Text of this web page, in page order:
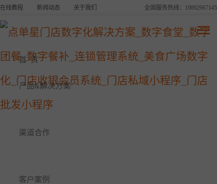
在线教程 新闻动态 关于我们 全国服务热线：19892967145
首 页
产品&解决方案
美食广场数字化解决方案
点单星数字食堂解决方案
渠道合作
客户案例